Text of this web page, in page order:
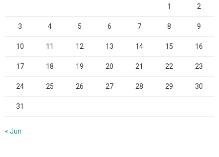
1 2
3 4 5 6 7 8 9
10 11 12 13 14 15 16
17 18 19 20 21 22 23
24 25 26 27 28 29 30
31
« Jun